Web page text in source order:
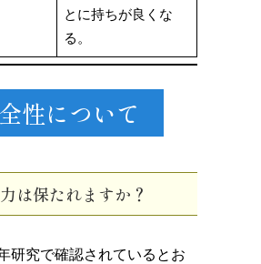
とに持ちが良くな
る。
性について
は保たれますか？
研究で確認されているとお